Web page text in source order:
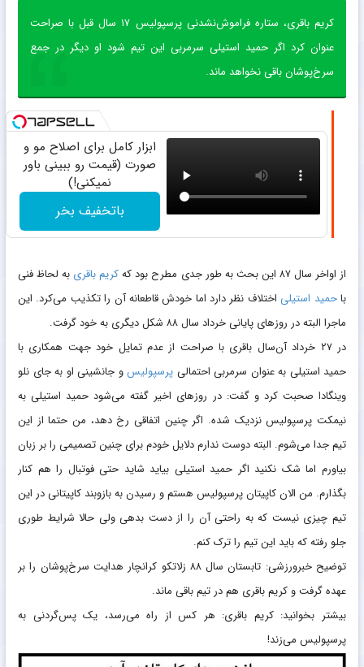
کریم باقری، ستاره فراموش‌نشدنی پرسپولیس ۱۷ سال قبل با صراحت
عنوان کرد اگر حمید استیلی سرمربی این تیم شود او دیگر در جمع
سرخ‌پوشان باقی نخواهد ماند.
ابزار کامل برای اصلاح مو و
صورت (قیمت رو ببینی باور
نمیکنی!)
باتخفیف بخر
از اواخر سال ۸۷ این بحث به طور جدی مطرح بود که کریم باقری به لحاظ فنی
باحمید استیلی اختلاف نظر دارد اما خودش قاطعانه آن را تکذیب می‌کرد. این
ماجرا البته در روزهای پایانی خرداد سال ۸۸ شکل دیگری به خود گرفت.
در ۲۷ خرداد آن‌سال باقری با صراحت از عدم تمایل خود جهت همکاری با
حمید استیلی به عنوان سرمربی احتمالی پرسپولیس و جانشینی او به جای نلو
وینگادا صحبت کرد و گفت: در روزهای اخیر گفته می‌شود حمید استیلی به
نیمکت پرسپولیس نزدیک شده. اگر چنین اتفاقی رخ دهد، من حتما از این
تیم جدا می‌شوم. البته دوست ندارم دلایل خودم برای چنین تصمیمی را بر زبان
بیاورم اما شک نکنید اگر حمید استیلی بیاید شاید حتی فوتبال را هم کنار
بگذارم. من الان کاپیتان پرسپولیس هستم و رسیدن به بازوبند کاپیتانی در این
تیم چیزی نیست که به راحتی آن را از دست بدهی ولی حالا شرایط طوری
جلو رفته که باید این تیم را ترک کنم.
توضیح خبرورزشی: تابستان سال ۸۸ زلاتکو کرانچار هدایت سرخ‌پوشان را بر
عهده گرفت و کریم باقری هم در تیم باقی ماند.
بیشتر بخوانید: کریم باقری: هر کس از راه می‌رسد، یک پس‌گردنی به
پرسپولیس می‌زند!